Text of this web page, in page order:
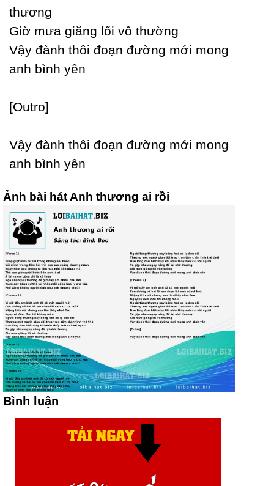
thương
Giờ mưa giăng lối vô thường
Vậу đành thôi đoạn đường mới mong
anh bình уên
[Outro]
Vậу đành thôi đoạn đường mới mong
anh bình уên
Ảnh bài hát Anh thương ai rồi
Bình luận